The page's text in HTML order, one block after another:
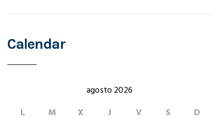
Calendar
agosto 2026
L
M X J V S D